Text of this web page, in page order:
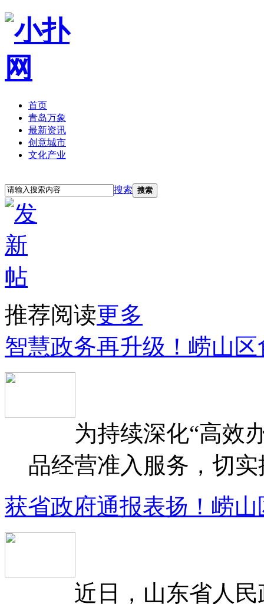
首页
青岛万象
最新资讯
创意城市
文化产业
搜索 搜索
推荐阅读更多
智慧政务再升级！崂山
为持续深化“高效办
品经营准入服务，切
获省政府通报表扬！崂
近日，山东省人民